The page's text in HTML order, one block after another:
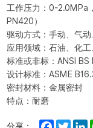
工作压力：0-2.0MPa
PN420）
驱动方式：手动、气
应用领域：石油、化
标准或非标：ANSI BS
设计标准：ASME
密封材料：金属密封
特点：耐磨